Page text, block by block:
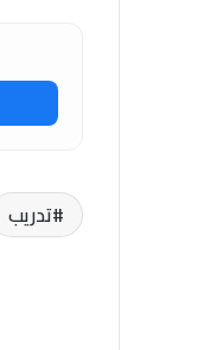
تدريب